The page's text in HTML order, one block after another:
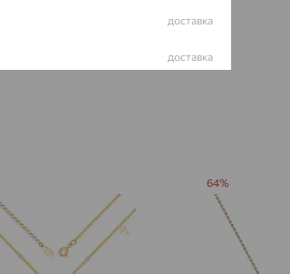
64%
доставка
доставка